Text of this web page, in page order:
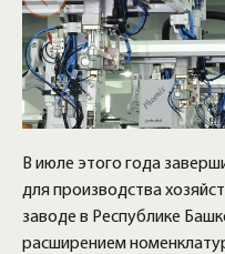
В июле этого года
для производства
заводе в Республике
расширением